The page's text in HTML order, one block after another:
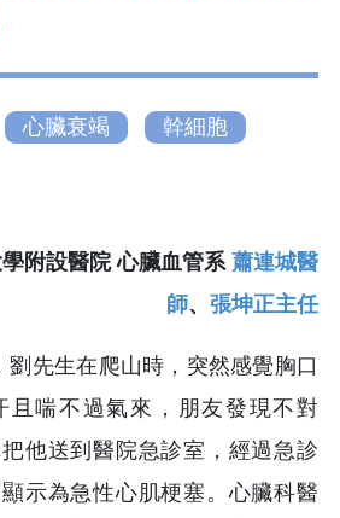
心臟衰竭 幹細胞
附設醫院 心臟血管系 蕭連城醫
師、 張坤正主任
劉先生在爬山時，突然感覺胸口
且喘不過氣來，朋友發現不對
他送到醫院急診室，經過急診
示為急性心肌梗塞。心臟科醫